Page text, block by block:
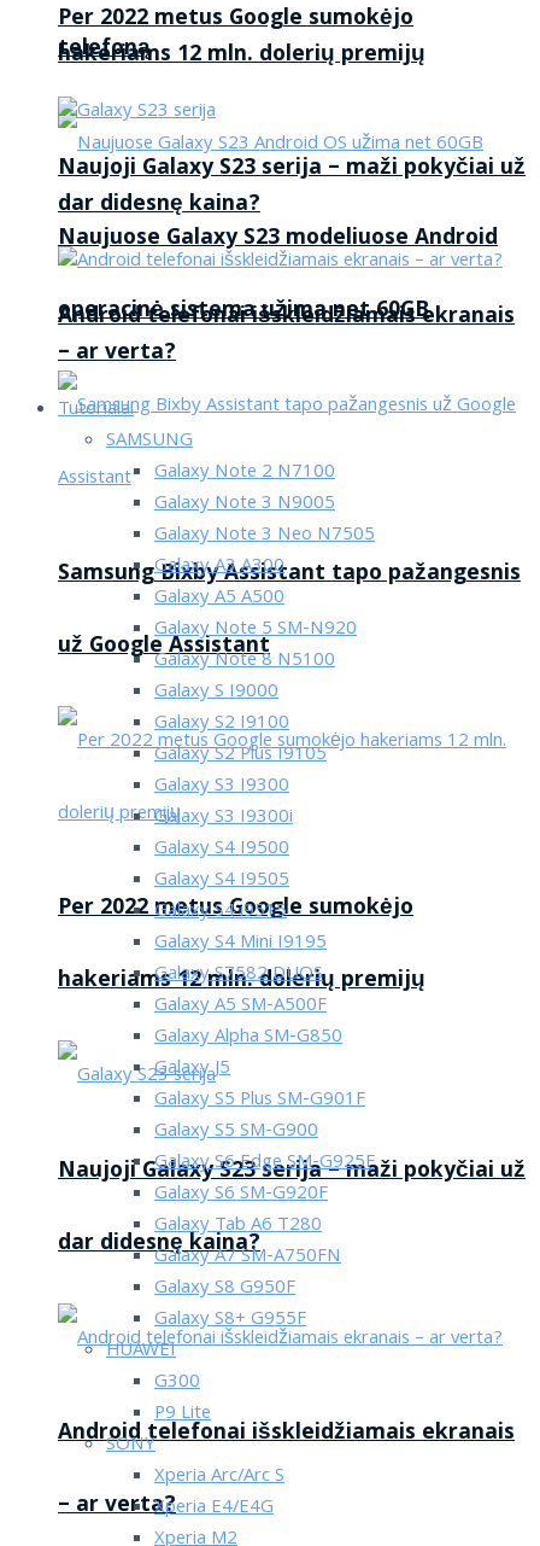
telefoną
Naujuose Galaxy S23 modeliuose Android
operacinė sistema užima net 60GB
Samsung Bixby Assistant tapo pažangesnis
už Google Assistant
Per 2022 metus Google sumokėjo
hakeriams 12 mln. dolerių premijų
Naujoji Galaxy S23 serija – maži pokyčiai už
dar didesnę kaina?
Android telefonai išskleidžiamais ekranais
– ar verta?
Per 2022 metus Google sumokėjo
hakeriams 12 mln. dolerių premijų
Naujoji Galaxy S23 serija – maži pokyčiai už
dar didesnę kaina?
Android telefonai išskleidžiamais ekranais
– ar verta?
Tutorialai
SAMSUNG
Galaxy Note 2 N7100
Galaxy Note 3 N9005
Galaxy Note 3 Neo N7505
Galaxy A3 A300
Galaxy A5 A500
Galaxy Note 5 SM-N920
Galaxy Note 8 N5100
Galaxy S I9000
Galaxy S2 I9100
Galaxy S2 Plus I9105
Galaxy S3 I9300
Galaxy S3 I9300i
Galaxy S4 I9500
Galaxy S4 I9505
Galaxy S4 i9515
Galaxy S4 Mini I9195
Galaxy S7582 DUOS
Galaxy A5 SM-A500F
Galaxy Alpha SM-G850
Galaxy J5
Galaxy S5 Plus SM-G901F
Galaxy S5 SM-G900
Galaxy S6 Edge SM-G925F
Galaxy S6 SM-G920F
Galaxy Tab A6 T280
Galaxy A7 SM-A750FN
Galaxy S8 G950F
Galaxy S8+ G955F
HUAWEI
G300
P9 Lite
SONY
Xperia Arc/Arc S
Xperia E4/E4G